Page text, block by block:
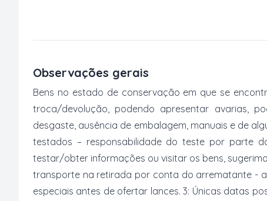
Observações gerais
Bens no estado de conservação em que se
troca/devolução, podendo apresentar avarias,
desgaste, ausência de embalagem, manuais e de
testados – responsabilidade do teste por parte
testar/obter informações ou visitar os bens,
transporte na retirada por conta do arrematante -
especiais antes de ofertar lances. 3: Únicas datas